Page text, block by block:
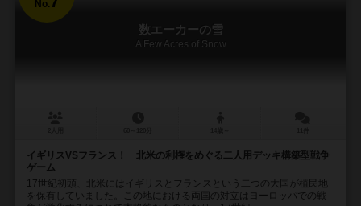
No.
数エーカーの雪
A Few Acres of Snow
イギリスVSフランス！ 北米の利権をめぐる二人用デッキ構築型戦争
ゲーム
17世紀初頭、北米にはイギリスとフランスという二つの大国が植民地
を保有していました。この地における両国の対立はヨーロッパでの戦